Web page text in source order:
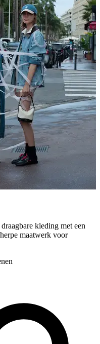
kleding met een
maatwerk voor